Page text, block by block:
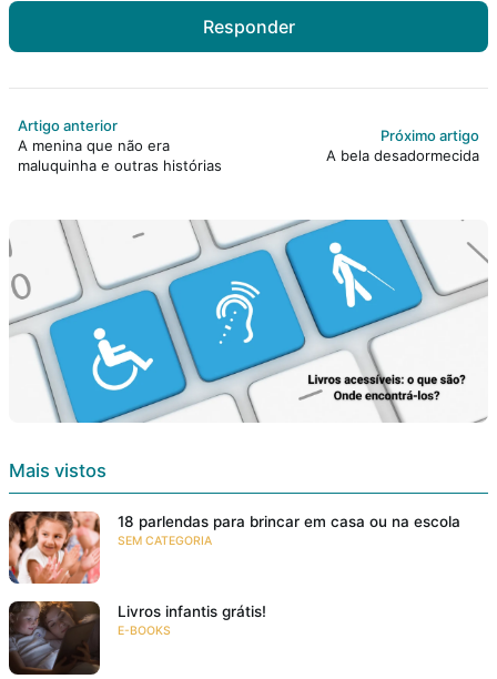
Responder
Artigo anterior
A menina que não era
maluquinha e outras histórias
Próximo artigo
A bela desadormecida
Mais vistos
18 parlendas para brincar em casa ou na escola
SEM CATEGORIA
Livros infantis grátis!
E-BOOKS